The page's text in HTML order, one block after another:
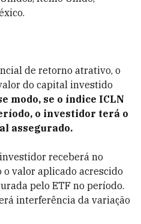
de retorno atrativo, o
do capital investido
modo, se o índice ICLN
o investidor terá o
assegurado.
receberá no
valor aplicado acrescido
pelo ETF no período.
interferência da variação